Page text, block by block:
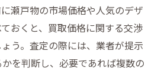
得な買取情報
向を把握する方法
に関する新たな取り組み
瀬戸物の市場価格や人気のデザ
おくと、買取価格に関する交渉
う。査定の際には、業者が提示
を判断し、必要であれば複数の